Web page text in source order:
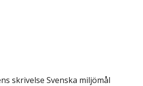
skrivelse Svenska miljömål